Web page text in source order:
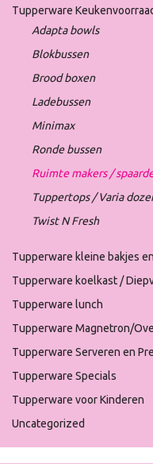
Tupperware
Adapta bowls
Blokbussen
Brood boxen
Ladebussen
Minimax
Ronde bussen
Ruimte makers /
Tuppertops / Varia
Twist N Fresh
Tupperware kleine bakjes
Tupperware koelkast /
Tupperware lunch
Tupperware Magnetron/
Tupperware Serveren en
Tupperware Specials
Tupperware voor Kinderen
Uncategorized